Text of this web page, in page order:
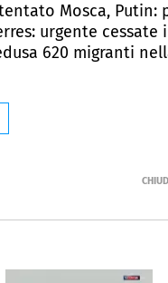
Mosca, Putin:
urgente
620 migranti